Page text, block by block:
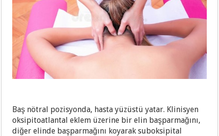
Baş nötral pozisyonda, hasta yüzüstü yatar. Klinisyen
oksipitoatlantal eklem üzerine bir elin başparmağını,
diğer elinde başparmağını koyarak suboksipital